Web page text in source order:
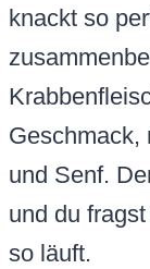
knackt so
Geschmack,
und Senf.
und du
so läuft.